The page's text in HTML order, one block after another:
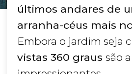
últimos andares de
arranha-céus mais
Embora o jardim seja
vistas 360 graus são